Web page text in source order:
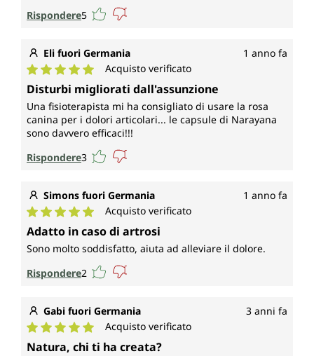
Rispondere5
Eli fuori Germania 1 anno fa
Valutazione media di 5 su 5 stelle
Acquisto verificato
Disturbi migliorati dall'assunzione
Una fisioterapista mi ha consigliato di usare la rosa
canina per i dolori articolari... le capsule di Narayana
sono davvero efficaci!!!
Rispondere3
Simons fuori Germania 1 anno fa
Valutazione media di 5 su 5 stelle
Acquisto verificato
Adatto in caso di artrosi
Sono molto soddisfatto, aiuta ad alleviare il dolore.
Rispondere2
Gabi fuori Germania 3 anni fa
Valutazione media di 5 su 5 stelle
Acquisto verificato
Natura, chi ti ha creata?